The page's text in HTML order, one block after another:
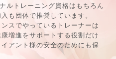
ルトレーニング資格はもちろん
も団体で推奨しています。
スでやっているトレーナーは
増進をサポートする役割だけ
アント様の安全のためにも保